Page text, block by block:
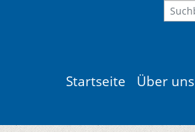
Startseite Über uns